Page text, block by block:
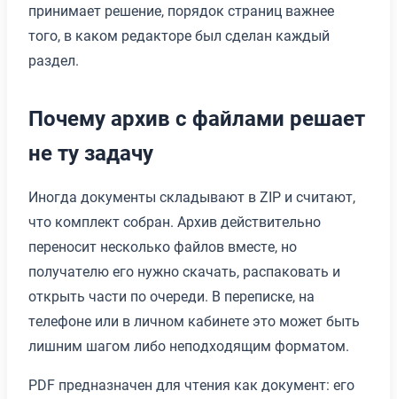
принимает решение, порядок страниц важнее
того, в каком редакторе был сделан каждый
раздел.
Почему архив с файлами решает
не ту задачу
Иногда документы складывают в ZIP и считают,
что комплект собран. Архив действительно
переносит несколько файлов вместе, но
получателю его нужно скачать, распаковать и
открыть части по очереди. В переписке, на
телефоне или в личном кабинете это может быть
лишним шагом либо неподходящим форматом.
PDF предназначен для чтения как документ: его